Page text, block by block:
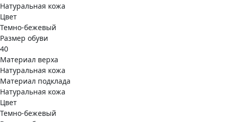
Натуральная кожа
Цвет
Темно-бежевый
Размер обуви
40
Материал верха
Натуральная кожа
Материал подклада
Натуральная кожа
Цвет
Темно-бежевый